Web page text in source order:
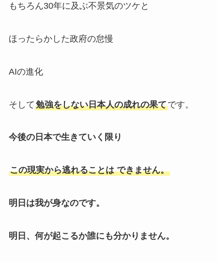
もちろん30年に及ぶ不景気のツケと
ほったらかした政府の怠慢
AIの進化
そして勉強をしない日本人の成れの果てです。
今後の日本で生きていく限り
この現実から逃れることは できません。
明日は我が身なのです。
明日、何が起こるか誰にも分かりません。